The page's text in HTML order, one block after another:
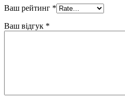
Ваш рейтинг *
Ваш відгук *